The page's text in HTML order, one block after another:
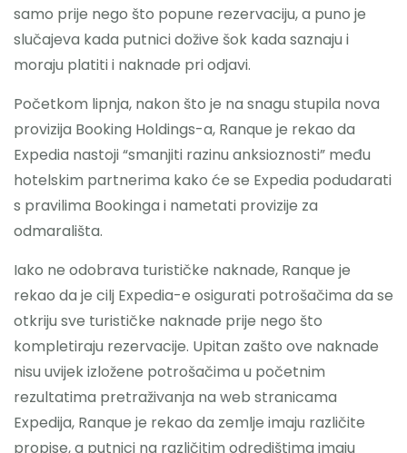
samo prije nego što popune rezervaciju, a puno je
slučajeva kada putnici dožive šok kada saznaju i
moraju platiti i naknade pri odjavi.
Početkom lipnja, nakon što je na snagu stupila nova
provizija Booking Holdings-a, Ranque je rekao da
Expedia nastoji “smanjiti razinu anksioznosti” među
hotelskim partnerima kako će se Expedia podudarati
s pravilima Bookinga i nametati provizije za
odmarališta.
Iako ne odobrava turističke naknade, Ranque je
rekao da je cilj Expedia-e osigurati potrošačima da se
otkriju sve turističke naknade prije nego što
kompletiraju rezervacije. Upitan zašto ove naknade
nisu uvijek izložene potrošačima u početnim
rezultatima pretraživanja na web stranicama
Expedija, Ranque je rekao da zemlje imaju različite
propise, a putnici na različitim odredištima imaju